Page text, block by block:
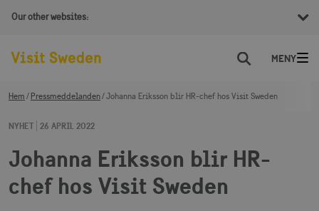
Our other websites:
Sök
Hem Pressmeddelanden Johanna Eriksson blir HR-chef hos Visit Sweden
NYHET 26 APRIL 2022
Johanna Eriksson blir HR-
chef hos Visit Sweden